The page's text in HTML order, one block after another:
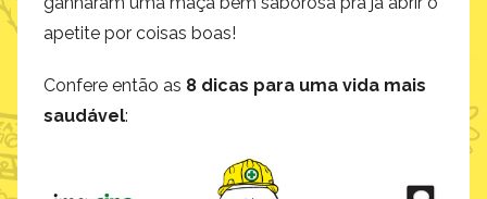
apetite por coisas boas!
Confere então as 8 dicas para uma vida mais
saudável: